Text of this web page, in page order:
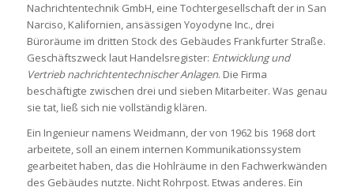
Nachrichtentechnik GmbH, eine Tochtergesellschaft der in San
Narciso, Kalifornien, ansässigen Yoyodyne Inc., drei
Büroräume im dritten Stock des Gebäudes Frankfurter Straße.
Geschäftszweck laut Handelsregister: Entwicklung und
Vertrieb nachrichtentechnischer Anlagen. Die Firma
beschäftigte zwischen drei und sieben Mitarbeiter. Was genau
sie tat, ließ sich nie vollständig klären.
Ein Ingenieur namens Weidmann, der von 1962 bis 1968 dort
arbeitete, soll an einem internen Kommunikationssystem
gearbeitet haben, das die Hohlräume in den Fachwerkwänden
des Gebäudes nutzte. Nicht Rohrpost. Etwas anderes. Ein